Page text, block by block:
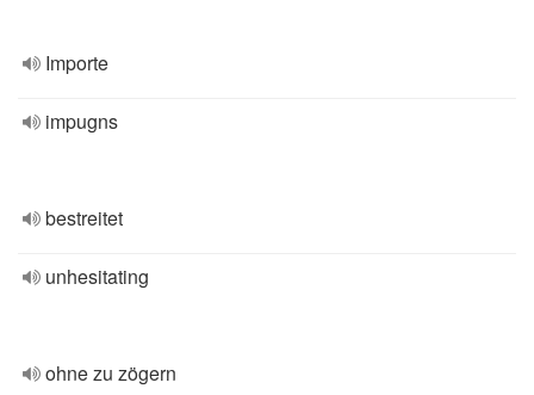
Importe
impugns
bestreitet
unhesitating
ohne zu zögern